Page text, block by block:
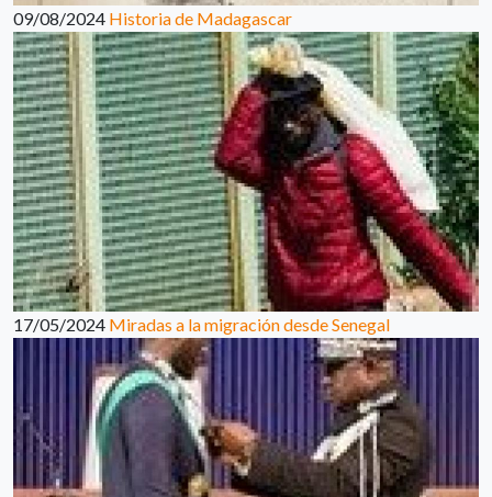
09/08/2024 Historia de Madagascar
17/05/2024 Miradas a la migración desde Senegal